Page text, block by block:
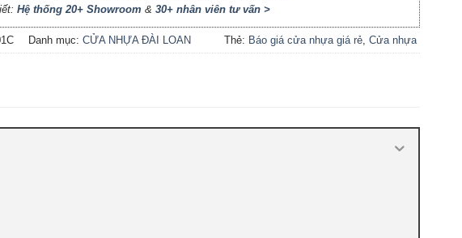
Hệ thống 20+ Showroom & 30+ nhân viên tư vấn >
Danh mục: CỬA NHỰA ĐÀI LOAN Thẻ: Báo giá cửa nhựa giá rẻ Cửa nhựa
Đài Loan HCM,Cửa nhựa đúc Đài Loan,